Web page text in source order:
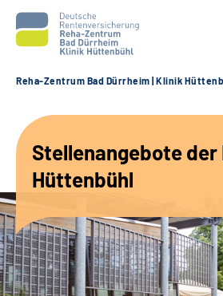
Unsere Angebote
Karriere
Sozialdienste & Zuweisende
Reha-Zentrum Bad Dürrheim | Klinik
Stellenangebote der
Hüttenbühl